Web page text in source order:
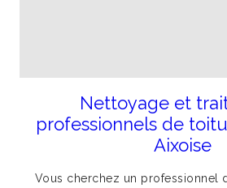
Nettoyage et
professionnels de
Aixoise
Vous cherchez un professionnel